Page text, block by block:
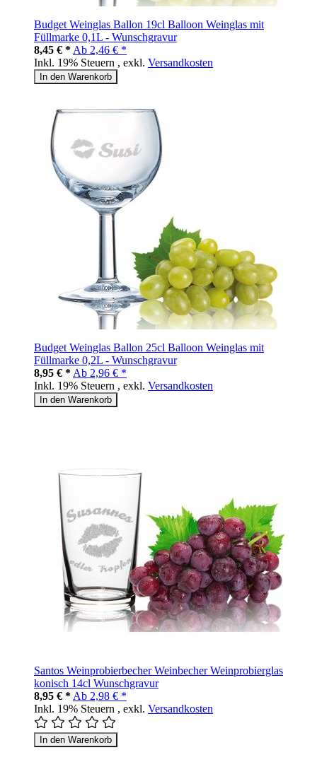
Budget Weinglas Ballon 19cl Balloon Weinglas mit
Füllmarke 0,1L - Wunschgravur
8,45 € * Ab 2,46 € *
Inkl. 19% Steuern , exkl. Versandkosten
In den Warenkorb
Budget Weinglas Ballon 25cl Balloon Weinglas mit
Füllmarke 0,2L - Wunschgravur
8,95 € * Ab 2,96 € *
Inkl. 19% Steuern , exkl. Versandkosten
In den Warenkorb
Santos Weinprobierbecher Weinbecher Weinprobierglas
konisch 14cl Wunschgravur
8,95 € * Ab 2,98 € *
Inkl. 19% Steuern , exkl. Versandkosten
In den Warenkorb